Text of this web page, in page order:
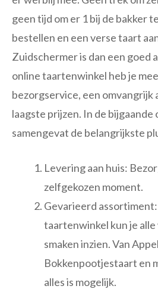
geen tijd om er 1 bij de bakker
bestellen en een verse taart
Zuidschermer is dan een goed
online taartenwinkel heb je
bezorgservice, een omvangrijk
laagste prijzen. In de bijgaande
samengevat de belangrijkste
Levering aan huis:
zelfgekozen moment.
Gevarieerd
taartenwinkel kun je
smaken inzien. Van
Bokkenpootjestaart en
alles is mogelijk.